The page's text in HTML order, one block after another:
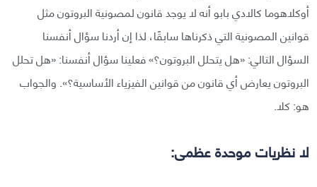
أوكلاهوما كالادي بابو أنه لا يوجد قانون لمصونية البروتون مثل
قوانين المصونية التي ذكرناها سابقًا، لذا إن أردنا سؤال أنفسنا
السؤال التالي: «هل يتحلل البروتون؟» فعلينا سؤال أنفسنا: «هل تحلل
البروتون يعارض أي قانون من قوانين الفيزياء الأساسية؟». والجواب
هو: كلا.
لا نظريات موحدة عظمى: